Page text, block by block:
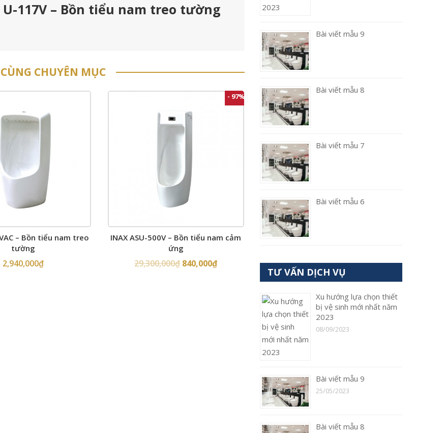
117V – Bồn tiểu nam treo tường
CHUYÊN MỤC
– Bồn tiểu nam treo
tường
2,940,000₫
- 97%
INAX ASU-500V – Bồn tiểu nam cảm
ứng
29,300,000₫ 840,000₫
Bài viết mẫu 9
Bài viết mẫu 8
Bài viết mẫu 7
Bài viết mẫu 6
TƯ VẤN DỊCH VỤ
Xu hướng lựa chọn thiết
bị vệ sinh mới nhất năm
2023
08/09/2023
Bài viết mẫu 9
25/05/2023
Bài viết mẫu 8